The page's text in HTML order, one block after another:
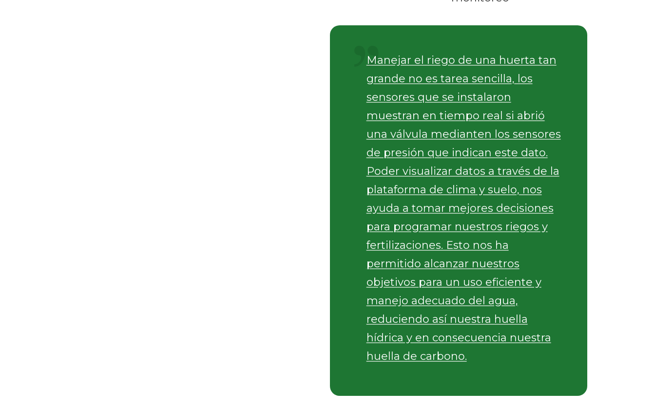
Manejar el riego de una huerta tan
grande no es tarea sencilla, los
sensores que se instalaron
muestran en tiempo real si abrió
una válvula medianten los sensores
de presión que indican este dato.
Poder visualizar datos a través de la
plataforma de clima y suelo, nos
ayuda a tomar mejores decisiones
para programar nuestros riegos y
fertilizaciones. Esto nos ha
permitido alcanzar nuestros
objetivos para un uso eficiente y
manejo adecuado del agua,
reduciendo así nuestra huella
hídrica y en consecuencia nuestra
huella de carbono.